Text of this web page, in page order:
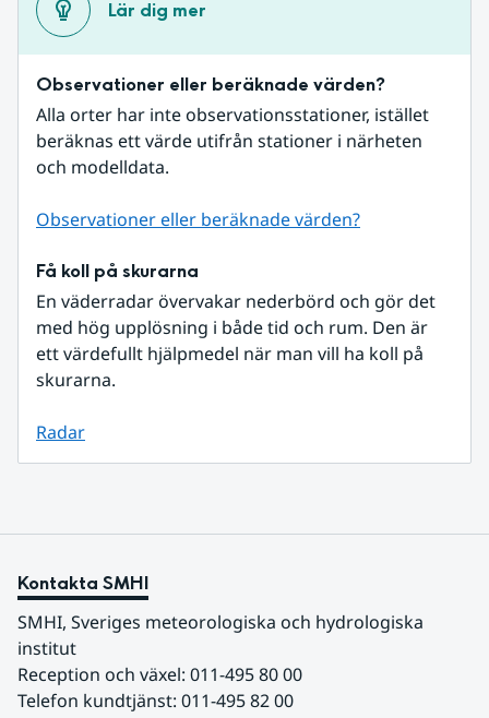
Lär dig mer
Observationer eller beräknade värden?
Alla orter har inte observationsstationer, istället
beräknas ett värde utifrån stationer i närheten
och modelldata.
Observationer eller beräknade värden?
Få koll på skurarna
En väderradar övervakar nederbörd och gör det
med hög upplösning i både tid och rum. Den är
ett värdefullt hjälpmedel när man vill ha koll på
skurarna.
Radar
Kontakta SMHI
SMHI, Sveriges meteorologiska och hydrologiska
institut
Reception och växel: 011-495 80 00
Telefon kundtjänst: 011-495 82 00